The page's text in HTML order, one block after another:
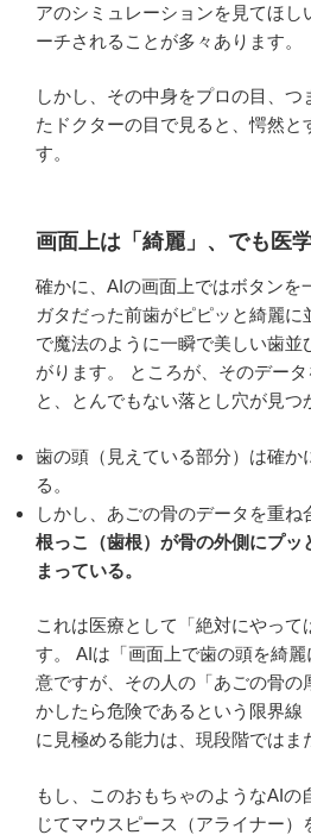
アのシミュレーションを見てほし
ーチされることが多々あります。
しかし、その中身をプロの目、つ
たドクターの目で見ると、愕然と
す。
画面上は「綺麗」、でも医
確かに、AIの画面上ではボタンを
ガタだった前歯がピピッと綺麗に
で魔法のように一瞬で美しい歯並
がります。 ところが、そのデー
と、とんでもない落とし穴が見つ
歯の頭（見えている部分）は確か
る。
しかし、あごの骨のデータを重ね
根っこ（歯根）が骨の外側にプッ
まっている。
これは医療として「絶対にやって
す。 AIは「画面上で歯の頭を綺
意ですが、その人の「あごの骨の
かしたら危険であるという限界線
に見極める能力は、現段階ではま
もし、このおもちゃのようなAIの
じてマウスピース（アライナー）